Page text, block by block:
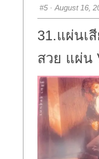
d
o
.
u
p
#5 · August 16,
31.แผ่นเ
สวย แผ่น